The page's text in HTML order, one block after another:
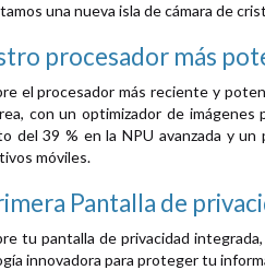
una nueva isla de cámara de
procesador más
el procesador más reciente y
con un optimizador de imágenes
del 39 % en la NPU avanzada y
móviles.
Pantalla de
tu pantalla de privacidad
innovadora para proteger tu